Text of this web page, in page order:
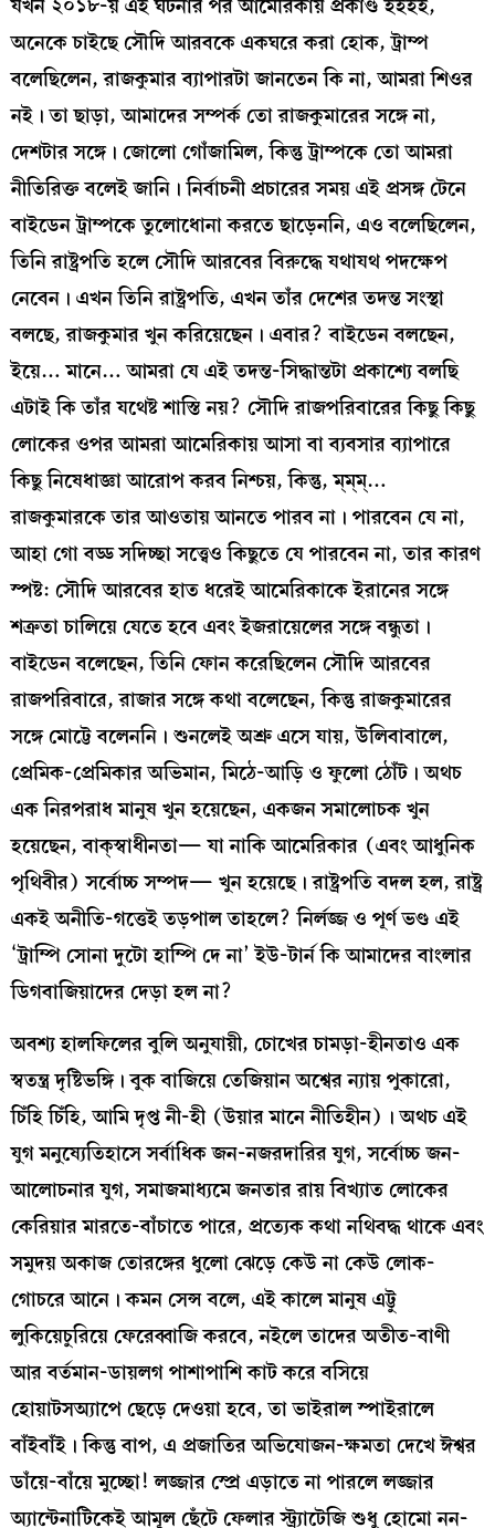
অনেকে চাইছে সৌদি আরবকে একঘরে করা হোক, ট্রাম্প
বলেছিলেন, রাজকুমার ব্যাপারটা জানতেন কি না, আমরা শিওর
নই। তা ছাড়া, আমাদের সম্পর্ক তো রাজকুমারের সঙ্গে না,
দেশটার সঙ্গে। জোলো গোঁজামিল, কিন্তু ট্রাম্পকে তো আমরা
নীতিরিক্ত বলেই জানি। নির্বাচনী প্রচারের সময় এই প্রসঙ্গ টেনে
বাইডেন ট্রাম্পকে তুলোধোনা করতে ছাড়েননি, এও বলেছিলেন,
তিনি রাষ্ট্রপতি হলে সৌদি আরবের বিরুদ্ধে যথাযথ পদক্ষেপ
নেবেন। এখন তিনি রাষ্ট্রপতি, এখন তাঁর দেশের তদন্ত সংস্থা
বলছে, রাজকুমার খুন করিয়েছেন। এবার? বাইডেন বলছেন,
ইয়ে… মানে… আমরা যে এই তদন্ত-সিদ্ধান্তটা প্রকাশ্যে বলছি
এটাই কি তাঁর যথেষ্ট শাস্তি নয়? সৌদি রাজপরিবারের কিছু কিছু
লোকের ওপর আমরা আমেরিকায় আসা বা ব্যবসার ব্যাপারে
কিছু নিষেধাজ্ঞা আরোপ করব নিশ্চয়, কিন্তু, ম্‌ম্‌ম্…
রাজকুমারকে তার আওতায় আনতে পারব না। পারবেন যে না,
আহা গো বড্ড সদিচ্ছা সত্ত্বেও কিছুতে যে পারবেন না, তার কারণ
স্পষ্ট: সৌদি আরবের হাত ধরেই আমেরিকাকে ইরানের সঙ্গে
শত্রুতা চালিয়ে যেতে হবে এবং ইজরায়েলের সঙ্গে বন্ধুতা।
বাইডেন বলেছেন, তিনি ফোন করেছিলেন সৌদি আরবের
রাজপরিবারে, রাজার সঙ্গে কথা বলেছেন, কিন্তু রাজকুমারের
সঙ্গে মোট্টে বলেননি। শুনলেই অশ্রু এসে যায়, উলিবাবালে,
প্রেমিক-প্রেমিকার অভিমান, মিঠে-আড়ি ও ফুলো ঠোঁট। অথচ
এক নিরপরাধ মানুষ খুন হয়েছেন, একজন সমালোচক খুন
হয়েছেন, বাক্‌স্বাধীনতা— যা নাকি আমেরিকার (এবং আধুনিক
পৃথিবীর) সর্বোচ্চ সম্পদ— খুন হয়েছে। রাষ্ট্রপতি বদল হল, রাষ্ট্র
একই অনীতি-গত্তেই তড়পাল তাহলে? নির্লজ্জ ও পূর্ণ ভণ্ড এই
‘ট্রাম্পি সোনা দুটো হাম্পি দে না’ ইউ-টার্ন কি আমাদের বাংলার
ডিগবাজিয়াদের দেড়া হল না?
অবশ্য হালফিলের বুলি অনুযায়ী, চোখের চামড়া-হীনতাও এক
স্বতন্ত্র দৃষ্টিভঙ্গি। বুক বাজিয়ে তেজিয়ান অশ্বের ন্যায় পুকারো,
চিঁহি চিঁহি, আমি দৃপ্ত নী-হী (উয়ার মানে নীতিহীন)। অথচ এই
যুগ মনুষ্যেতিহাসে সর্বাধিক জন-নজরদারির যুগ, সর্বোচ্চ জন-
আলোচনার যুগ, সমাজমাধ্যমে জনতার রায় বিখ্যাত লোকের
কেরিয়ার মারতে-বাঁচাতে পারে, প্রত্যেক কথা নথিবদ্ধ থাকে এবং
সমুদয় অকাজ তোরঙ্গের ধুলো ঝেড়ে কেউ না কেউ লোক-
গোচরে আনে। কমন সেন্স বলে, এই কালে মানুষ এট্টু
লুকিয়েচুরিয়ে ফেরেব্বাজি করবে, নইলে তাদের অতীত-বাণী
আর বর্তমান-ডায়লগ পাশাপাশি কাট করে বসিয়ে
হোয়াটসঅ্যাপে ছেড়ে দেওয়া হবে, তা ভাইরাল স্পাইরালে
বাঁইবাঁই। কিন্তু বাপ, এ প্রজাতির অভিযোজন-ক্ষমতা দেখে ঈশ্বর
ডাঁয়ে-বাঁয়ে মুচ্ছো! লজ্জার স্প্রে এড়াতে না পারলে লজ্জার
অ্যান্টেনাটিকেই আমূল ছেঁটে ফেলার স্ট্র্যাটেজি শুধু হোমো নন-